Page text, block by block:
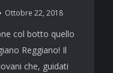
Ottobre 22, 2018
col botto quello
Reggiano! Il
che, guidati